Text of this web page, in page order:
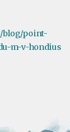
blog/point-
m-v-hondius